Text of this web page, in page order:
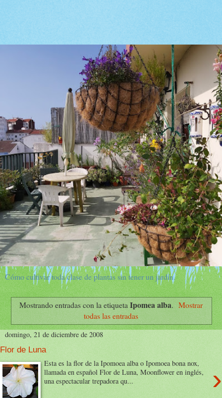
Cómo cultivar toda clase de plantas sin tener un jardín.
Mostrando entradas con la etiqueta Ipomea alba. Mostrar
todas las entradas
domingo, 21 de diciembre de 2008
Flor de Luna
›
Esta es la flor de la Ipomoea alba o Ipomoea bona nox,
llamada en español Flor de Luna, Moonflower en inglés,
una espectacular trepadora qu...